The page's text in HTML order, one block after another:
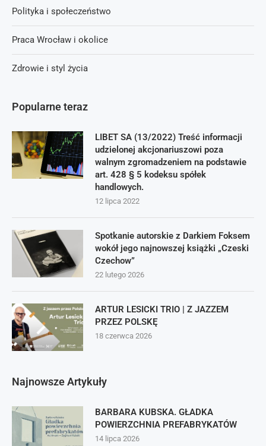
Popularne teraz
LIBET SA (13/2022) Treść informacji
udzielonej akcjonariuszowi poza
walnym zgromadzeniem na podstawie
art. 428 § 5 kodeksu spółek
handlowych.
12 lipca 2022
Spotkanie autorskie z Darkiem Foksem
wokół jego najnowszej książki „Czeski
Czechow”
22 lutego 2026
ARTUR LESICKI TRIO | Z JAZZEM
PRZEZ POLSKĘ
18 czerwca 2026
Najnowsze Artykuły
BARBARA KUBSKA. GŁADKA
POWIERZCHNIA PREFABRYKATÓW
14 lipca 2026
Polityka i społeczeństwo
Praca Wrocław i okolice
Zdrowie i styl życia